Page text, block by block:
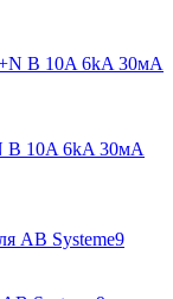
B 10A 6kA 30мА